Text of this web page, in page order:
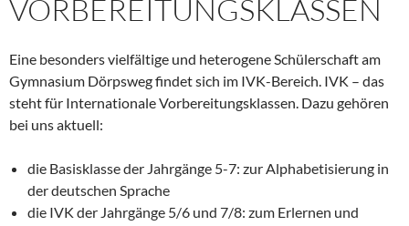
VORBEREITUNGSKLASSEN
Eine besonders vielfältige und heterogene Schülerschaft am
Gymnasium Dörpsweg findet sich im IVK-Bereich. IVK – das
steht für Internationale Vorbereitungsklassen. Dazu gehören
bei uns aktuell:
die Basisklasse der Jahrgänge 5-7: zur Alphabetisierung in
der deutschen Sprache
die IVK der Jahrgänge 5/6 und 7/8: zum Erlernen und